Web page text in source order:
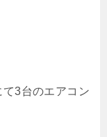
3台のエアコン